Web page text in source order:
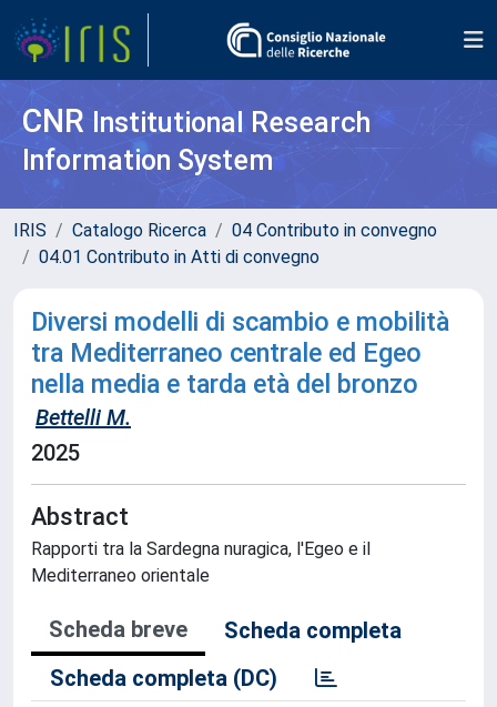
CNR Institutional Research
Information System
IRIS Catalogo Ricerca
04 Contributo in convegno
04.01 Contributo in Atti di convegno
Diversi modelli di scambio e mobilità
tra Mediterraneo centrale ed Egeo
nella media e tarda età del bronzo
Bettelli M.
2025
Abstract
Rapporti tra la Sardegna nuragica, l'Egeo e il
Mediterraneo orientale
Scheda breve
Scheda completa
Scheda completa (DC)